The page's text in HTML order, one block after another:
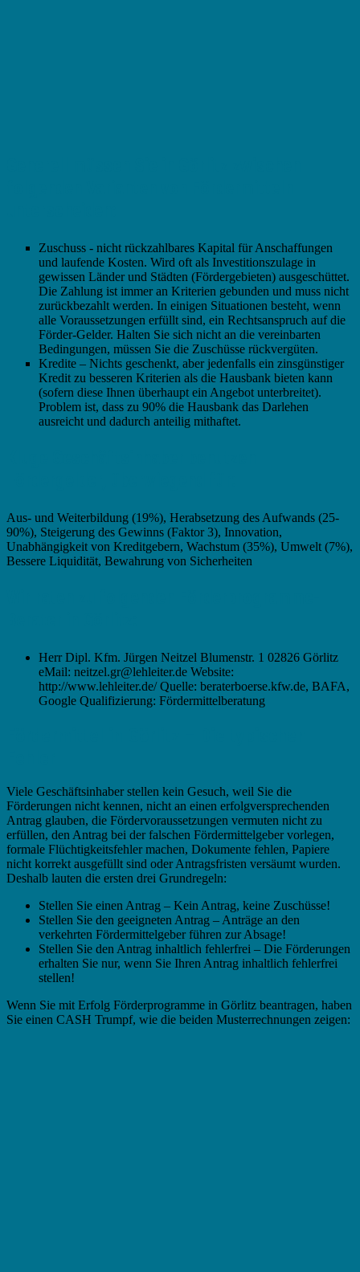
Zuschuss - nicht rückzahlbares Kapital für Anschaffungen
und laufende Kosten. Wird oft als Investitionszulage in
gewissen Länder und Städten (Fördergebieten) ausgeschüttet.
Die Zahlung ist immer an Kriterien gebunden und muss nicht
zurückbezahlt werden. In einigen Situationen besteht, wenn
alle Voraussetzungen erfüllt sind, ein Rechtsanspruch auf die
Förder-Gelder. Halten Sie sich nicht an die vereinbarten
Bedingungen, müssen Sie die Zuschüsse rückvergüten.
Kredite – Nichts geschenkt, aber jedenfalls ein zinsgünstiger
Kredit zu besseren Kriterien als die Hausbank bieten kann
(sofern diese Ihnen überhaupt ein Angebot unterbreitet).
Problem ist, dass zu 90% die Hausbank das Darlehen
ausreicht und dadurch anteilig mithaftet.
Aus- und Weiterbildung (19%), Herabsetzung des Aufwands (25-
90%), Steigerung des Gewinns (Faktor 3), Innovation,
Unabhängigkeit von Kreditgebern, Wachstum (35%), Umwelt (7%),
Bessere Liquidität, Bewahrung von Sicherheiten
Herr Dipl. Kfm. Jürgen Neitzel Blumenstr. 1 02826 Görlitz
eMail: neitzel.gr@lehleiter.de Website:
http://www.lehleiter.de/ Quelle: beraterboerse.kfw.de, BAFA,
Google Qualifizierung: Fördermittelberatung
Viele Geschäftsinhaber stellen kein Gesuch, weil Sie die
Förderungen nicht kennen, nicht an einen erfolgversprechenden
Antrag glauben, die Fördervoraussetzungen vermuten nicht zu
erfüllen, den Antrag bei der falschen Fördermittelgeber vorlegen,
formale Flüchtigkeitsfehler machen, Dokumente fehlen, Papiere
nicht korrekt ausgefüllt sind oder Antragsfristen versäumt wurden.
Deshalb lauten die ersten drei Grundregeln:
Stellen Sie einen Antrag – Kein Antrag, keine Zuschüsse!
Stellen Sie den geeigneten Antrag – Anträge an den
verkehrten Fördermittelgeber führen zur Absage!
Stellen Sie den Antrag inhaltlich fehlerfrei – Die Förderungen
erhalten Sie nur, wenn Sie Ihren Antrag inhaltlich fehlerfrei
stellen!
Wenn Sie mit Erfolg Förderprogramme in Görlitz beantragen, haben
Sie einen CASH Trumpf, wie die beiden Musterrechnungen zeigen: